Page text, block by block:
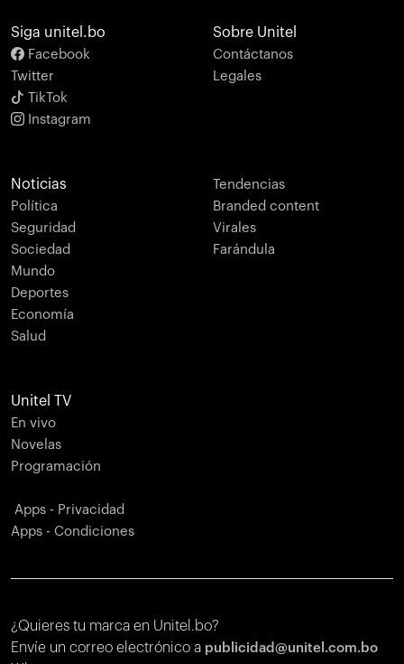
Siga unitel.bo
Facebook
Twitter
TikTok
Instagram
Sobre Unitel
Contáctanos
Legales
Noticias
Política
Seguridad
Sociedad
Mundo
Deportes
Economía
Salud
Tendencias
Branded content
Virales
Farándula
Unitel TV
En vivo
Novelas
Programación
Apps - Privacidad
Apps - Condiciones
¿Quieres tu marca en Unitel.bo?
Envíe un correo electrónico a publicidad@unitel.com.bo